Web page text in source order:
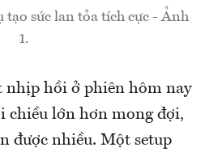
sức lan tỏa tích cực - Ảnh
1.
nhịp hồi ở phiên hôm nay
chiều lớn hơn mong đợi,
được nhiều. Một setup